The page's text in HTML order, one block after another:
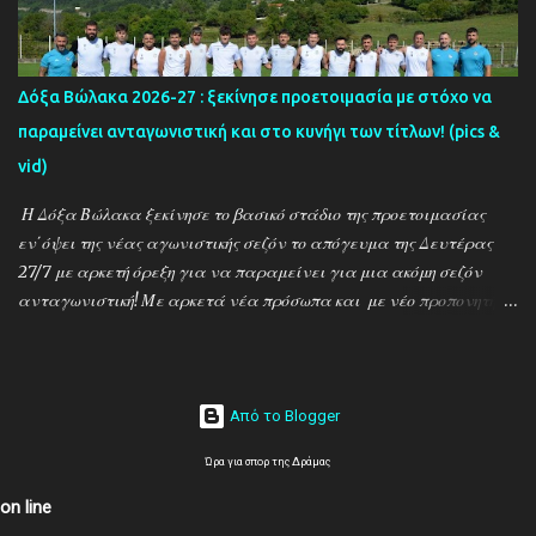
Χρόνης (τεχνικός διευθυντής) και οι ποδοσφαιριστές Μάριος
Βουτσινάς και Ηλίας Σταμπουλής!
Δόξα Βώλακα 2026-27 : ξεκίνησε προετοιμασία με στόχο να
παραμείνει ανταγωνιστική και στο κυνήγι των τίτλων! (pics &
vid)
Η Δόξα Βώλακα ξεκίνησε το βασικό στάδιο της προετοιμασίας
εν΄όψει της νέας αγωνιστικής σεζόν το απόγευμα της Δευτέρας
27/7 με αρκετή όρεξη για να παραμείνει για μια ακόμη σεζόν
ανταγωνιστική! Με αρκετά νέα πρόσωπα και με νέο προπονητή
προπονήσεις μέσα απο τον φακό της ''Ο'' που βρέθηκε στον Βώλακα
Τεγξίζογλου (προπονητής) , Χρήστος Παναγιώτου
(ποδοσφαιριστής) και Άγγελος Παπαμαρίνου (πρόεδρος) ...
Από το Blogger
Ώρα για σπορ της Δράμας
on line